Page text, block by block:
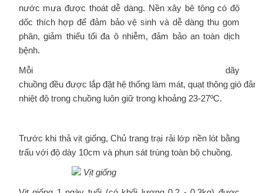
nước mưa được thoát dễ dàng. Nền xây bê tông có độ
dốc thích hợp để đảm bảo vệ sinh và dễ dàng thu gom
phân, giảm thiểu tối đa ô nhiễm, đảm bảo an toàn dịch
bệnh.
Mỗi dãy
chuồng đều được lắp đặt hệ thống làm mát, quạt thông gió đảm
nhiệt độ trong chuồng luôn giữ trong khoảng 23-27ºC.
Trước khi thả vịt giống, Chủ trang trại rải lớp nền lót bằng
trấu với độ dày 10cm và phun sát trùng toàn bộ chuồng.
Vịt giống